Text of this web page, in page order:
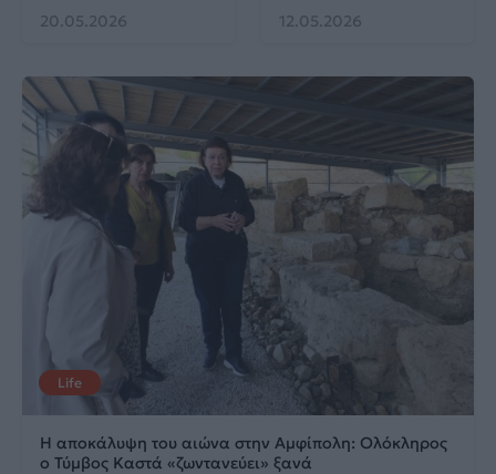
20.05.2026 12.05.2026
Life
Η αποκάλυψη του αιώνα στην Αμφίπολη: Ολόκληρος
ο Τύμβος Καστά «ζωντανεύει» ξανά